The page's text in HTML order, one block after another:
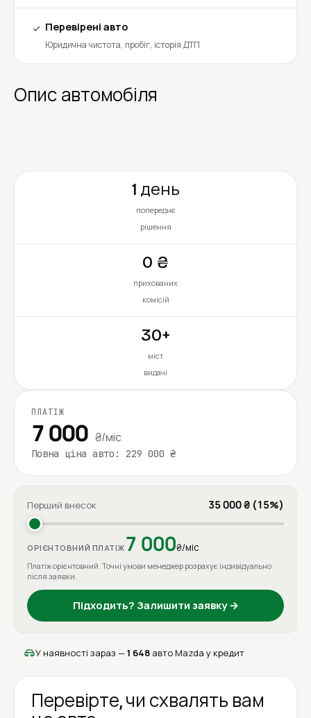
Перевірені авто
Юридична чистота, пробіг, історія ДТП
Опис автомобіля
1 день
попереднє
рішення
0 ₴
прихованих
комісій
30+
міст
видачі
ПЛАТІЖ
7 000 ₴/міс
Повна ціна авто: 229 000 ₴
Перший внесок 35 000 ₴ (15%)
ОРІЄНТОВНИЙ ПЛАТІЖ 7 000₴/міс
Платіж орієнтовний. Точні умови менеджер розрахує індивідуально
після заявки.
Підходить? Залишити заявку →
У наявності зараз —1 648 авто Mazda у кредит
Перевірте, чи схвалять вам